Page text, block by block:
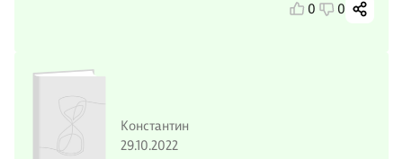
0 0
Константин
29.10.2022